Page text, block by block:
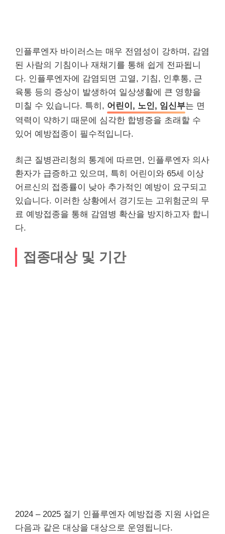
인플루엔자 바이러스는 매우 전염성이 강하며, 감염
된 사람의 기침이나 재채기를 통해 쉽게 전파됩니
다. 인플루엔자에 감염되면 고열, 기침, 인후통, 근
육통 등의 증상이 발생하여 일상생활에 큰 영향을
미칠 수 있습니다. 특히, 어린이, 노인, 임신부는 면
역력이 약하기 때문에 심각한 합병증을 초래할 수
있어 예방접종이 필수적입니다.
최근 질병관리청의 통계에 따르면, 인플루엔자 의사
환자가 급증하고 있으며, 특히 어린이와 65세 이상
어르신의 접종률이 낮아 추가적인 예방이 요구되고
있습니다. 이러한 상황에서 경기도는 고위험군의 무
료 예방접종을 통해 감염병 확산을 방지하고자 합니
다.
접종대상 및 기간
2024 – 2025 절기 인플루엔자 예방접종 지원 사업은
다음과 같은 대상을 대상으로 운영됩니다.